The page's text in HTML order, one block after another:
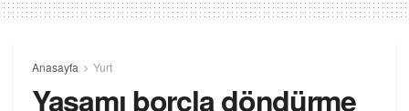
Anasayfa Yurt
Yaşamı borçla döndürme